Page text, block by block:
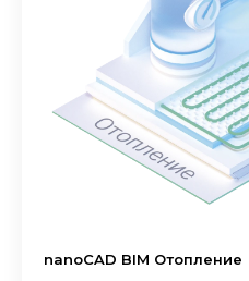
nanoCAD BIM Отопление